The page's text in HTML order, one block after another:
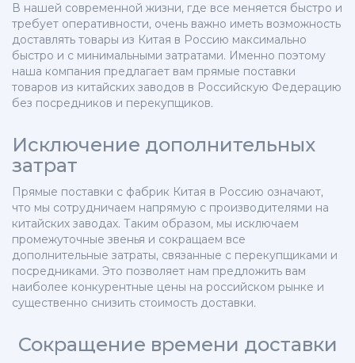
В нашей современной жизни, где все меняется быстро и
требует оперативности, очень важно иметь возможность
доставлять товары из Китая в Россию максимально
быстро и с минимальными затратами. Именно поэтому
наша компания предлагает вам прямые поставки
товаров из китайских заводов в Российскую Федерацию
без посредников и перекупщиков.
Исключение дополнительных
затрат
Прямые поставки с фабрик Китая в Россию означают,
что мы сотрудничаем напрямую с производителями на
китайских заводах. Таким образом, мы исключаем
промежуточные звенья и сокращаем все
дополнительные затраты, связанные с перекупщиками и
посредниками. Это позволяет нам предложить вам
наиболее конкурентные цены на российском рынке и
существенно снизить стоимость доставки.
Сокращение времени доставки